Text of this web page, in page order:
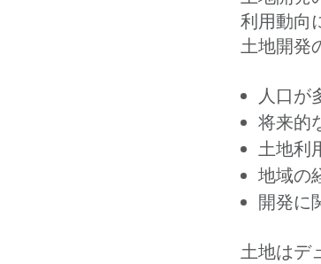
利用動向
土地開発
人口が
将来的
土地利
地域の
開発に
土地はデ